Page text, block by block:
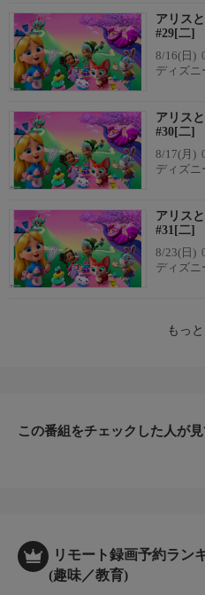
アリス
#29[二]
8/16(日)
ディズニ
アリス
#30[二]
8/17(月)
ディズニ
アリス
#31[二]
8/23(日)
ディズニ
もっ
この番組をチェックした人が
リモート録画予約ラン
(趣味／教育)